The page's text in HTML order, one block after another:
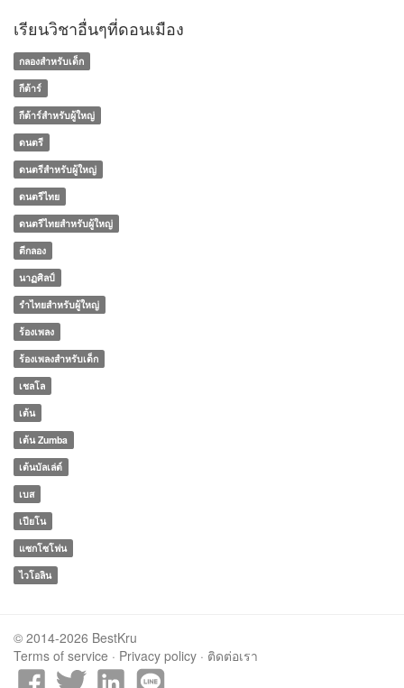
เรียนวิชาอื่นๆที่ดอนเมือง
กลองสำหรับเด็ก
กีต้าร์
กีต้าร์สำหรับผู้ใหญ่
ดนตรี
ดนตรีสำหรับผู้ใหญ่
ดนตรีไทย
ดนตรีไทยสำหรับผู้ใหญ่
ตีกลอง
นาฏศิลป์
รำไทยสำหรับผู้ใหญ่
ร้องเพลง
ร้องเพลงสำหรับเด็ก
เชลโล
เต้น
เต้น Zumba
เต้นบัลเล่ต์
เบส
เปียโน
แซกโซโฟน
ไวโอลิน
© 2014-2026 BestKru
Terms of service · Privacy policy · ติดต่อเรา